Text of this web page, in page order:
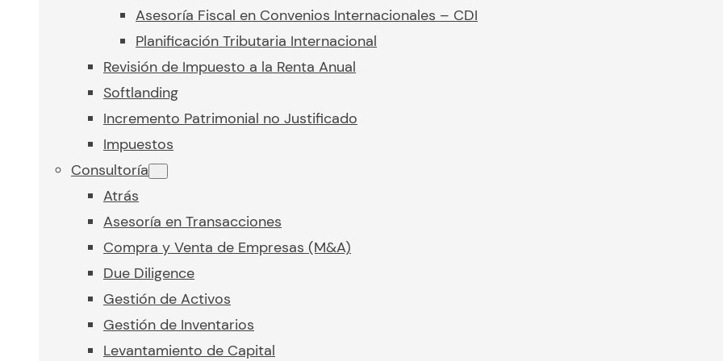
Asesoría Fiscal en Convenios Internacionales – CDI
Planificación Tributaria Internacional
Revisión de Impuesto a la Renta Anual
Softlanding
Incremento Patrimonial no Justificado
Impuestos
Consultoría
Atrás
Asesoría en Transacciones
Compra y Venta de Empresas (M&A)
Due Diligence
Gestión de Activos
Gestión de Inventarios
Levantamiento de Capital